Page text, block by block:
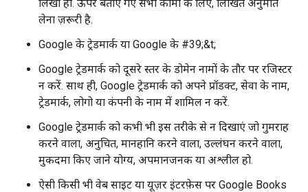
लिखा हो. ऊपर बताए गए सभी कामों के लिए, लिखित अनुमति
लेना ज़रूरी है.
Google के ट्रेडमार्क या Google के #39;&t;
Google ट्रेडमार्क को दूसरे स्तर के डोमेन नामों के तौर पर रजिस्टर
न करें. साथ ही, Google ट्रेडमार्क को अपने प्रॉडक्ट, सेवा के नाम,
ट्रेडमार्क, लोगो या कंपनी के नाम में शामिल न करें.
Google ट्रेडमार्क को कभी भी इस तरीके से न दिखाएं जो गुमराह
करने वाला, अनुचित, मानहानि करने वाला, उल्लंघन करने वाला,
मुकदमा किए जाने योग्य, अपमानजनक या अश्लील हो.
ऐसी किसी भी वेब साइट या यूज़र इंटरफ़ेस पर Google Books